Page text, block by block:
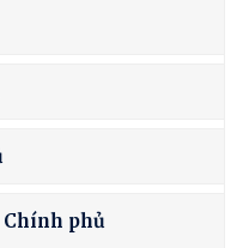
Chính phủ